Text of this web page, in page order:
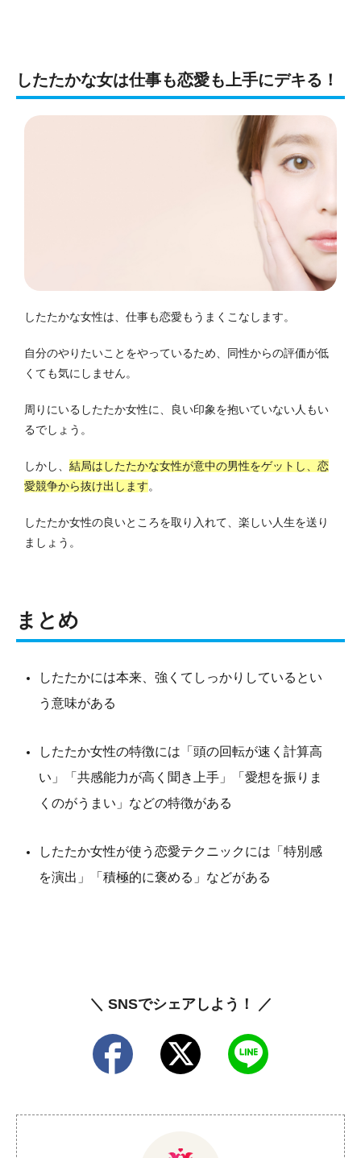
したたかな女は仕事も恋愛も上手にデキる！
したたかな女性は、仕事も恋愛もうまくこなします。
自分のやりたいことをやっているため、同性からの評価が低
くても気にしません。
周りにいるしたたか女性に、良い印象を抱いていない人もい
るでしょう。
しかし、 結局はしたたかな女性が意中の男性をゲットし、恋
愛競争から抜け出します。
したたか女性の良いところを取り入れて、楽しい人生を送り
ましょう。
まとめ
したたかには本来、強くてしっかりしているとい
う意味がある
したたか女性の特徴には「頭の回転が速く計算高
い」「共感能力が高く聞き上手」「愛想を振りま
くのがうまい」などの特徴がある
したたか女性が使う恋愛テクニックには「特別感
を演出」「積極的に褒める」などがある
＼ SNSでシェアしよう！ ／